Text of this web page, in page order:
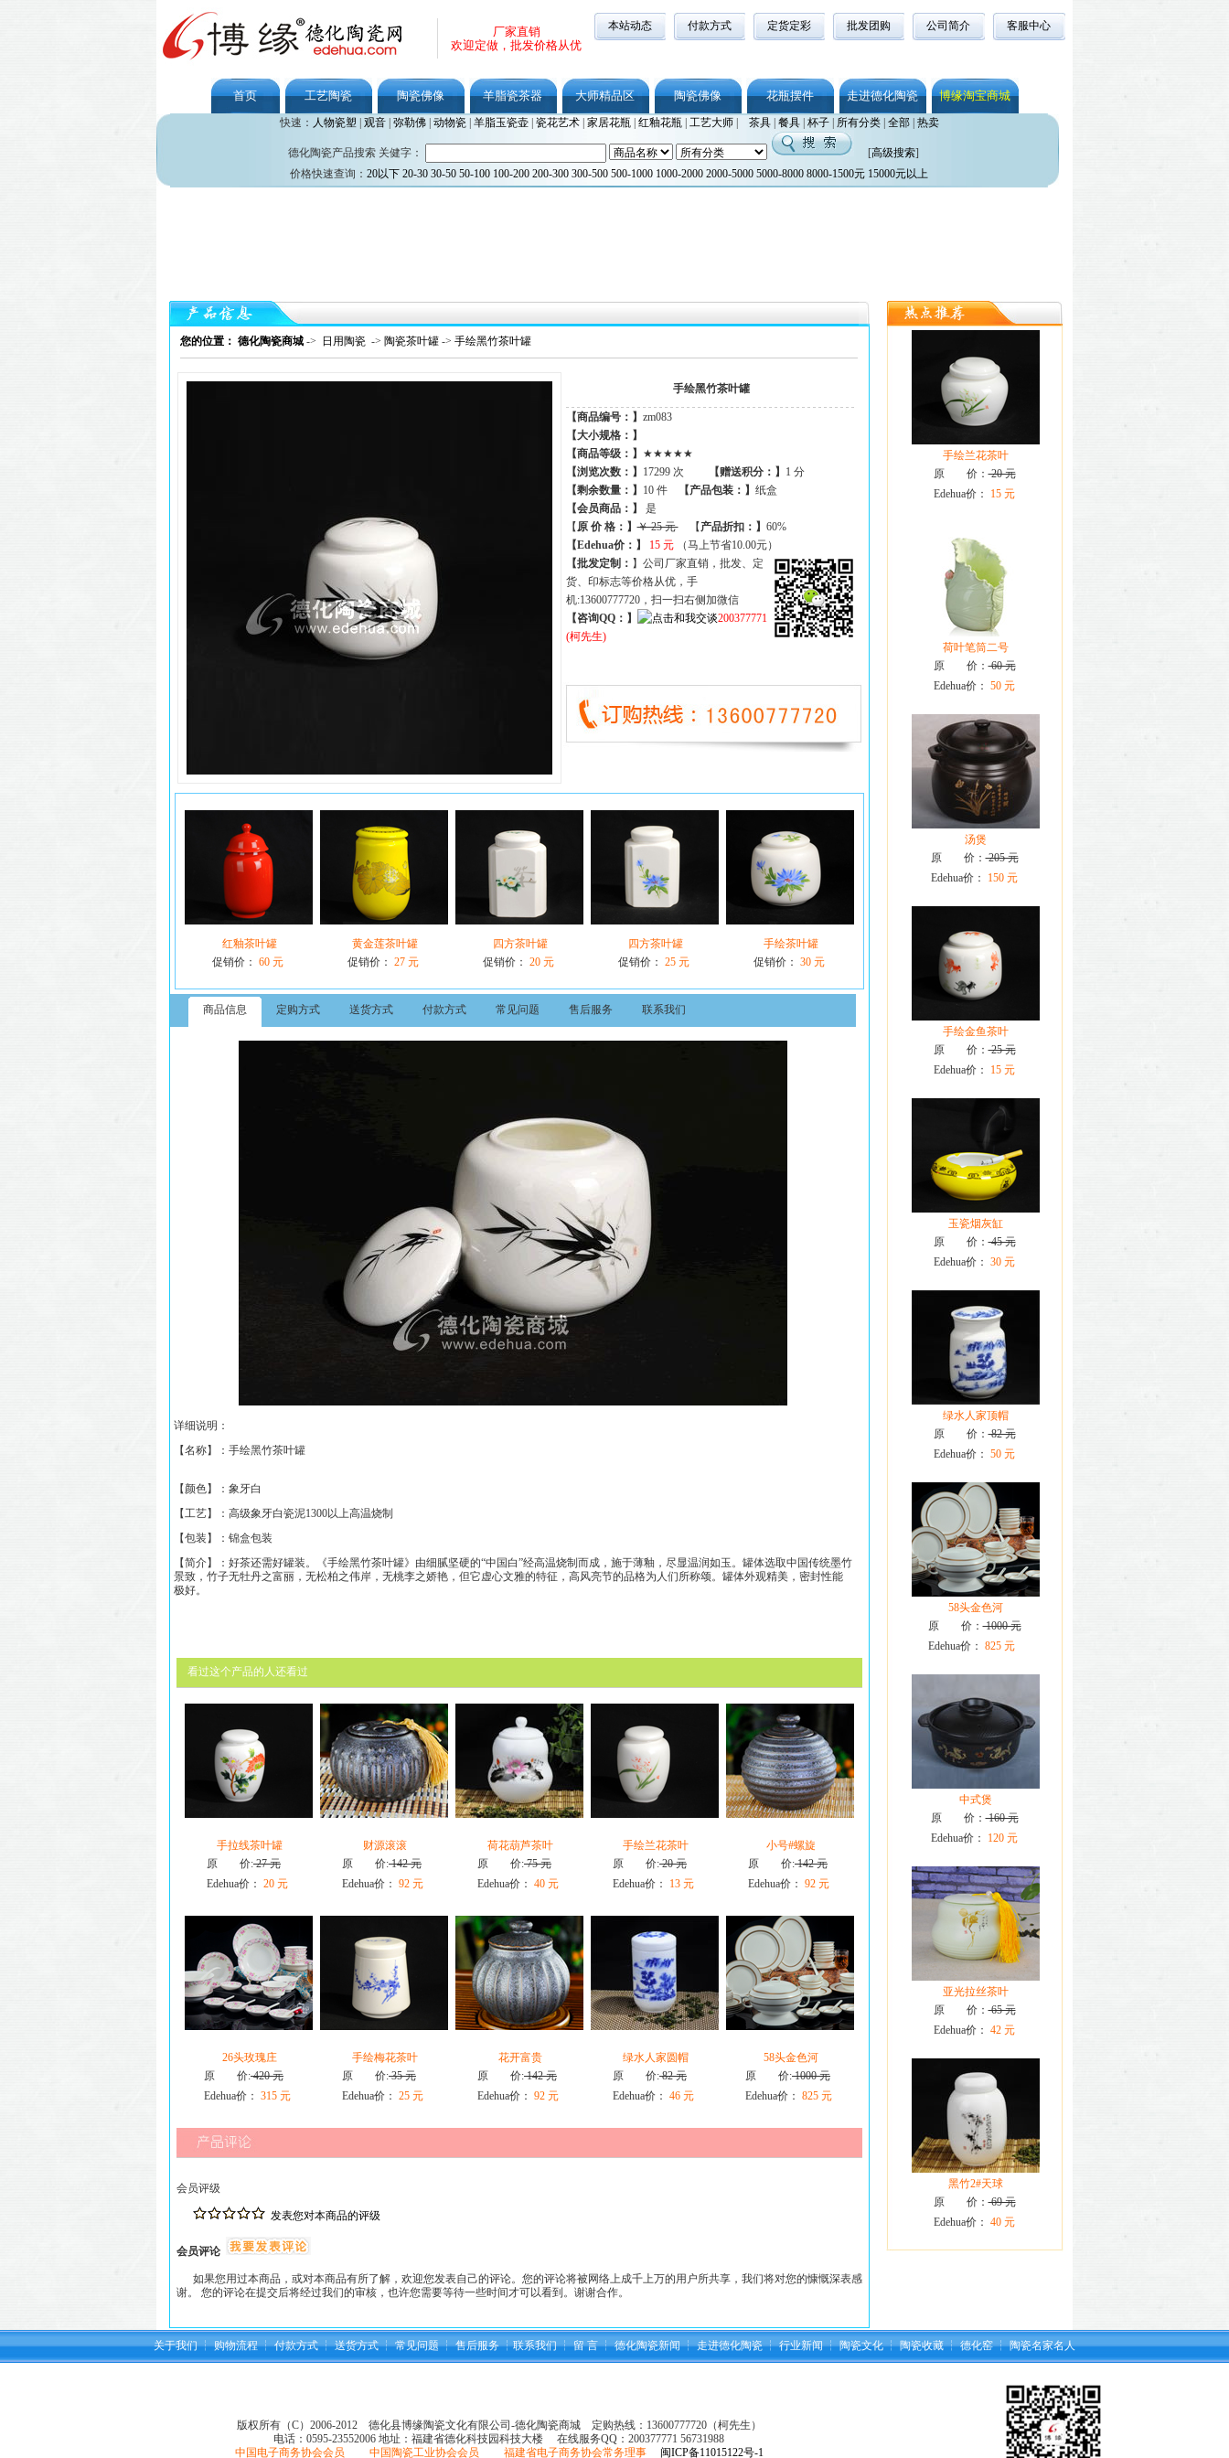
厂家直销
欢迎定做，批发价格从优
本站动态 付款方式 定货定彩 批发团购 公司简介 客服中心
首页 工艺陶瓷 陶瓷佛像 羊脂瓷茶器 大师精品区 陶瓷佛像 花瓶摆件 走进德化陶瓷 博缘淘宝商城
快速： 人物瓷塑 观音| 弥勒佛| 动物瓷| 羊脂玉瓷壶| 瓷花艺术| 家居花瓶| 红釉花瓶| 工艺大师| 茶具| 餐具| 杯子| 所有分类| 全部| 热卖
德化陶瓷产品搜索 关健字： [高级搜索]
价格快速查询： 20以下 20-30 30-50 50-100 100-200 200-300 300-500 500-1000 1000-2000 2000-5000 5000-8000 8000-1500元 15000元以上
您的位置： 德化陶瓷商城 -> 日用陶瓷 -> 陶瓷茶叶罐 -> 手绘黑竹茶叶罐
手绘黑竹茶叶罐
【商品编号：】 zm083
【大小规格：】
【商品等级：】
★★★★★
【浏览次数：】 17299 次 【赠送积分：】
1 分
【剩余数量：】 10 件【产品包装：】 纸盒
【会员商品： 】
是
【 原 价 格： 】￥ 25 元【 产品折扣： 】 60%
【Edehua价：】
15 元
（马上节省10.00元）
【批发定制： 】公司厂家直销，批发、定
货、印标志等价格从优，手
机:13600777720，扫一扫右侧加微信
【咨询QQ：】
200377771
(柯先生)
红釉茶叶罐
促销价： 60 元
黄金莲茶叶罐
促销价： 27 元
四方茶叶罐
促销价： 20 元
四方茶叶罐
促销价： 25 元
手绘茶叶罐
促销价： 30 元
商品信息 定购方式 送货方式 付款方式 常见问题 售后服务 联系我们
详细说明：
【名称】： 手绘黑竹茶叶罐
【颜色】：象牙白
【工艺】：高级象牙白瓷泥1300以上高温烧制
【包装】：锦盒包装
【简介】：好茶还需好罐装。《手绘黑竹茶叶罐》由细腻坚硬的“中国白”经高温烧制而成，施于薄釉，尽显温润如玉。罐体选取中国传统墨竹
景致， 竹子无牡丹之富丽，无松柏之伟岸，无桃李之娇艳，但它虚心文雅的特征，高风亮节的品格为人们所称颂。 罐体外观精美，密封性能
极好。
看过这个产品的人还看过
手拉线茶叶罐
原 价:27 元
Edehua价： 20 元
财源滚滚
原 价:142 元
Edehua价： 92 元
荷花葫芦茶叶
原 价:75 元
Edehua价： 40 元
手绘兰花茶叶
原 价:20 元
Edehua价：
13 元
小号#螺旋
原 价:142 元
Edehua价： 92 元
26头玫瑰庄
原 价:420 元
Edehua价： 315 元
手绘梅花茶叶
原 价:35 元
Edehua价： 25 元
花开富贵
原 价:142 元
Edehua价： 92 元
绿水人家圆帽
原 价:82 元
Edehua价： 46 元
58头金色河
原 价:1000 元
Edehua价： 825 元
会员评级
发表您对本商品的评级
会员评论
如果您用过本商品，或对本商品有所了解，欢迎您发表自己的评论。您的评论将被网络上成千上万的用户所共享，我们将对您的慷慨深表感
谢。 您的评论在提交后将经过我们的审核，也许您需要等待一些时间才可以看到。谢谢合作。
手绘兰花茶叶
原 价：20 元
Edehua价：
15 元
荷叶笔筒二号
原 价：60 元
Edehua价： 50 元
汤煲
原 价：205 元
Edehua价：
150 元
手绘金鱼茶叶
原 价：25 元
Edehua价：
15 元
玉瓷烟灰缸
原 价：45 元
Edehua价： 30 元
绿水人家顶帽
原 价：82 元
Edehua价： 50 元
58头金色河
原 价：1000 元
Edehua价： 825 元
中式煲
原 价：160 元
Edehua价：
120 元
亚光拉丝茶叶
原 价：65 元
Edehua价： 42 元
黑竹2#天球
原 价：69 元
Edehua价： 40 元
关于我们┆购物流程┆付款方式┆送货方式┆常见问题┆售后服务┆联系我们┆留 言 ┆德化陶瓷新闻 ┆走进德化陶瓷 ┆行业新闻 ┆陶瓷文化 ┆陶瓷收藏 ┆德化窑 ┆陶瓷名家名人
版权所有（C）2006-2012 德化县博缘陶瓷文化有限公司-德化陶瓷商城 定购热线：13600777720（柯先生）
电话：0595-23552006 地址：福建省德化科技园科技大楼 在线服务QQ： 200377771 56731988
中国电子商务协会会员 中国陶瓷工业协会会员 福建省电子商务协会常务理事
闽ICP备11015122号-1